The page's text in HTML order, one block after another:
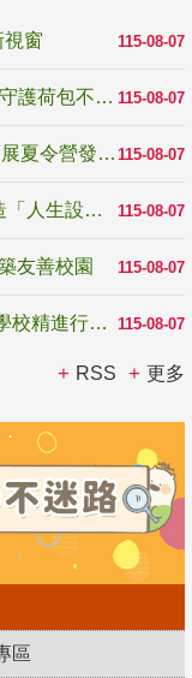
115-08-07
115-08-07
反詐騙宣導_防詐有道，霹靂布袋戲陪你守護荷包不受騙
115-08-07
跨越限制，探索潛能！115年多元潛能發展夏令營發掘生命無限可能
115-08-07
高齡不是終點而是夢想起點！教育部打造「人生設計夢工場」 參展第3屆高齡健康產業博覽會
115-08-07
友善校園
115-08-07
強化學習歷程檔案推動效能 國教署攜手學校精進行政與教學支持
RSS 更多
區